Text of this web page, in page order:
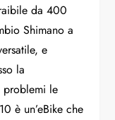
da 400
Shimano a
e
la
problemi le
è un’eBike che